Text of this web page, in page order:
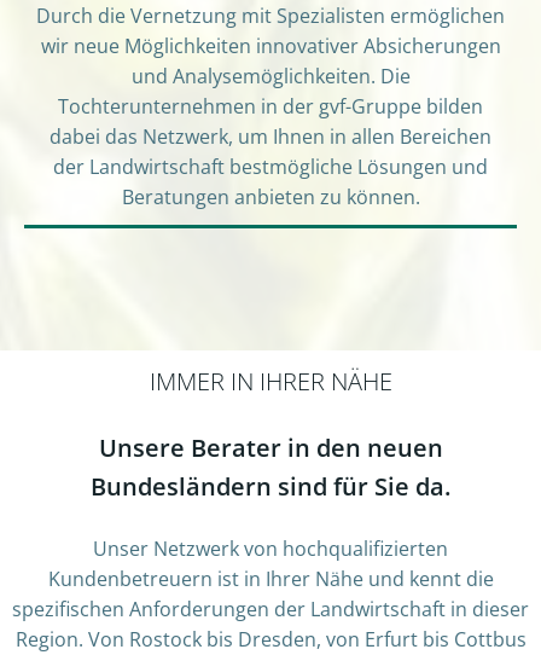
Durch die Vernetzung mit Spezialisten ermöglichen
wir neue Möglichkeiten innovativer Absicherungen
und Analysemöglichkeiten. Die
Tochterunternehmen in der gvf-Gruppe bilden
dabei das Netzwerk, um Ihnen in allen Bereichen
der Landwirtschaft bestmögliche Lösungen und
Beratungen anbieten zu können.
IMMER IN IHRER NÄHE
Unsere Berater in den neuen
Bundesländern sind für Sie da.
Unser Netzwerk von hochqualifizierten
Kundenbetreuern ist in Ihrer Nähe und kennt die
spezifischen Anforderungen der Landwirtschaft in dieser
Region. Von Rostock bis Dresden, von Erfurt bis Cottbus